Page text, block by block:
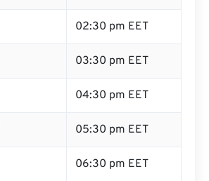
02:30 pm EET
03:30 pm EET
04:30 pm EET
05:30 pm EET
06:30 pm EET